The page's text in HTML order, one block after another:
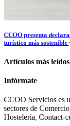
CCOO presenta
turístico más sostenible
Artículos más
Infórmate
CCOO Servicios es
sectores de
Hostelería, Contact-